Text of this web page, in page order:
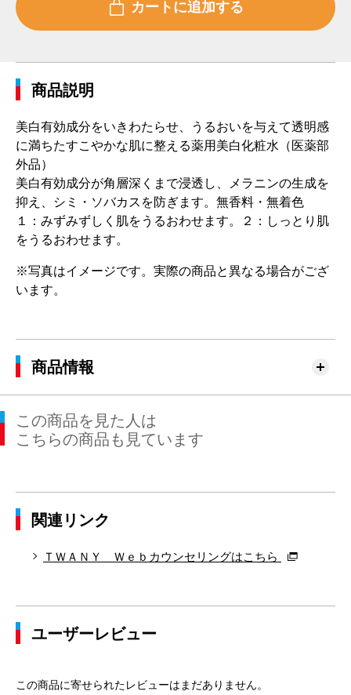
商品説明
美白有効成分をいきわたらせ、うるおいを与えて透明感
に満ちたすこやかな肌に整える薬用美白化粧水（医薬部
外品）
美白有効成分が角層深くまで浸透し、メラニンの生成を
抑え、シミ・ソバカスを防ぎます。無香料・無着色
１：みずみずしく肌をうるおわせます。２：しっとり肌
をうるおわせます。
※写真はイメージです。実際の商品と異なる場合がござ
います。
商品情報
この商品を見た人は
こちらの商品も見ています
関連リンク
ＴＷＡＮＹ Ｗｅｂカウンセリングはこちら
ユーザーレビュー
この商品に寄せられたレビューはまだありません。